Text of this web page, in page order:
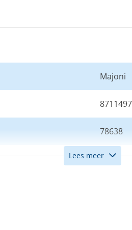
Majoni
78638
Wit
Lees meer